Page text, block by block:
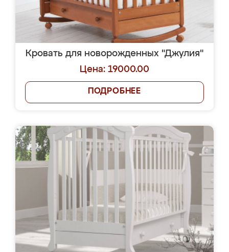
Кровать для новорожденных "Джулия"
Цена: 19000.00
ПОДРОБНЕЕ